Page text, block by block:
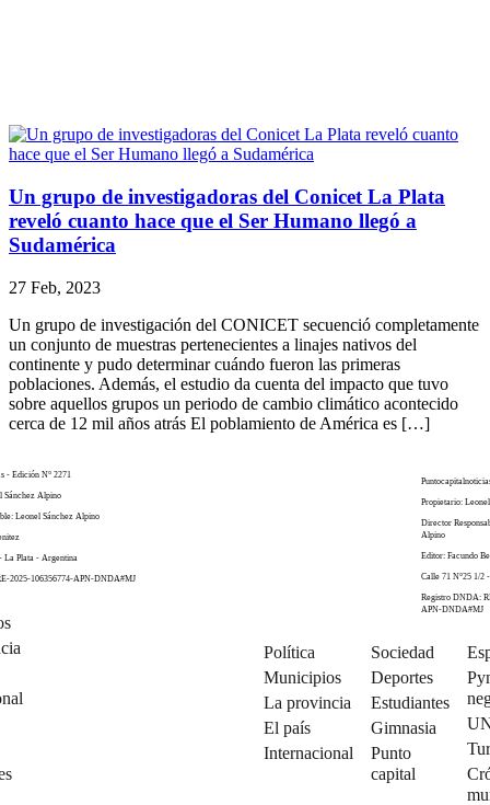
Un grupo de investigadoras del Conicet La Plata
reveló cuanto hace que el Ser Humano llegó a
Sudamérica
27 Feb, 2023
Un grupo de investigación del CONICET secuenció completamente
un conjunto de muestras pertenecientes a linajes nativos del
continente y pudo determinar cuándo fueron las primeras
poblaciones. Además, el estudio da cuenta del impacto que tuvo
sobre aquellos grupos un periodo de cambio climático acontecido
cerca de 12 mil años atrás El poblamiento de América es […]
- Edición N° 2271
Sánchez Alpino
Leonel Sánchez Alpino
La Plata - Argentina
2025-106356774-APN-DNDA#MJ
Propietario:
Director
Alpino
Editor: Facundo
Calle 71 N°25 1/2
Registro DNDA:
APN-DNDA#MJ
Política
Municipios
La provincia
El país
Internacional
Sociedad
Deportes
Estudiantes
Gimnasia
Punto
capital